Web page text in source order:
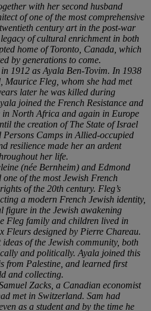
with her second husband
of one of the most comprehensive
century art in the post-war
of cultural enrichment in both
home of Toronto, Canada, which
by generations to come.
1912 as Ayala Ben-Tovim. In 1938
Maurice Fleg, whom she had met
later he was killed during
joined the French Resistance and
in North Africa and again in Europe
the creation of The State of Israel
Camps in Allied-occupied
resilience made her an ardent
her life.
(née Bernheim) and Edmond
of the most Jewish French
of the 20th century. Fleg’s
a modern French Jewish identity,
figure in the Jewish awakening
Fleg family and children lived in
Fleurs designed by Pierre Chareau.
of the Jewish community, both
and politically. Ayala joined this
from Palestine, and learned first
and collecting.
Zacks, a Canadian economist
met in Switzerland. Sam had
as a student and by the time he